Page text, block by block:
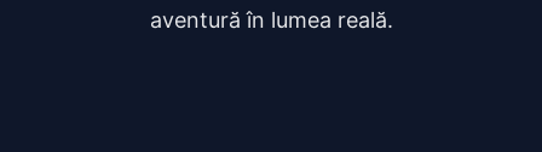
aventură în lumea reală.